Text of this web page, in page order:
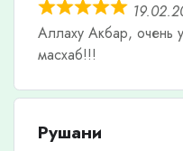
Аллаху Акбар, очень
масхаб!!!
Рушани